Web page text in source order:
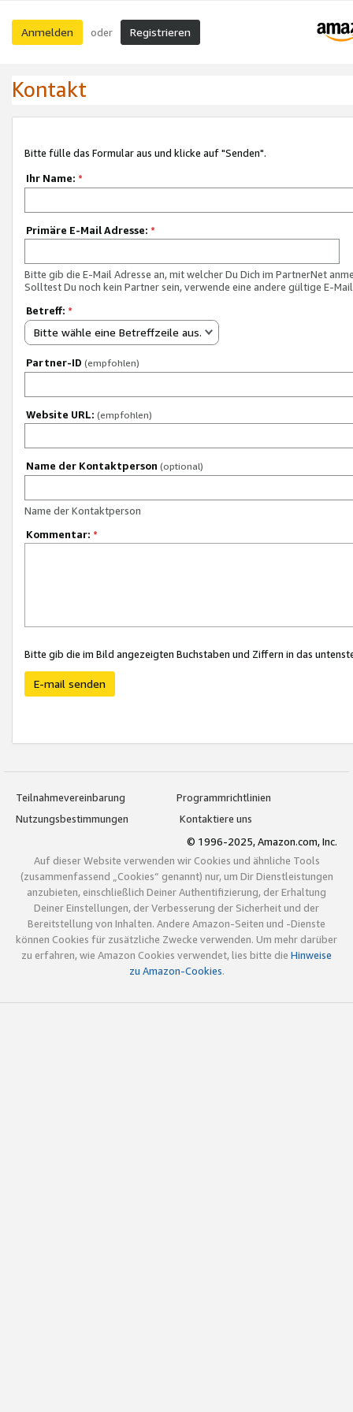
Anmelden oder Registrieren
Kontakt
Bitte fülle das Formular aus und klicke auf "Senden".
Ihr Name: *
Primäre E-Mail Adresse: *
Bitte gib die E-Mail Adresse an, mit welcher Du Dich im PartnerNet
Solltest Du noch kein Partner sein, verwende eine andere gültige E-
Betreff: *
Bitte wähle eine Betreffzeile aus.
Partner-ID (empfohlen)
Website URL: (empfohlen)
Name der Kontaktperson (optional)
Name der Kontaktperson
Kommentar: *
Bitte gib die im Bild angezeigten Buchstaben und Ziffern in das
E-mail senden
Teilnahmevereinbarung
Programmrichtlinien
Nutzungsbestimmungen
Kontaktiere uns
© 1996-2025, Amazon.com, Inc.
Auf dieser Website verwenden wir Cookies und ähnliche Tools
(zusammenfassend „Cookies“ genannt) nur, um Dir Dienstleistungen
anzubieten, einschließlich Deiner Authentifizierung, der Erhaltung
Deiner Einstellungen, der Verbesserung der Sicherheit und der
Bereitstellung von Inhalten. Andere Amazon-Seiten und -Dienste
können Cookies für zusätzliche Zwecke verwenden. Um mehr darüber
zu erfahren, wie Amazon Cookies verwendet, lies bitte die Hinweise
zu Amazon-Cookies.